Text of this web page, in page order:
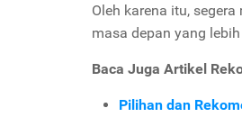
Oleh karena itu,
masa depan yang
Baca Juga Artikel
Pilihan dan